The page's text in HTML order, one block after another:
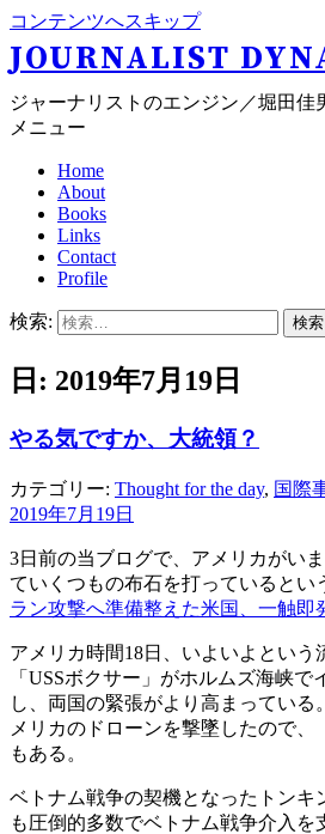
コンテンツへスキップ
JOURNALIST
ジャーナリストのエンジン／堀田佳
メニュー
Home
About
Books
Links
Contact
Profile
検索:
日: 2019年7月19日
やる気ですか、大統領？
カテゴリー: Thought for the day, 国際
2019年7月19日
3日前の当ブログで、アメリカがい
ていくつもの布石を打っているとい
ラン攻撃へ準備整えた米国、一触即
アメリカ時間18日、いよいよという
「USSボクサー」がホルムズ海峡
し、両国の緊張がより高まっている
メリカのドローンを撃墜したので
もある。
ベトナム戦争の契機となったトンキ
も圧倒的多数でベトナム戦争介入を